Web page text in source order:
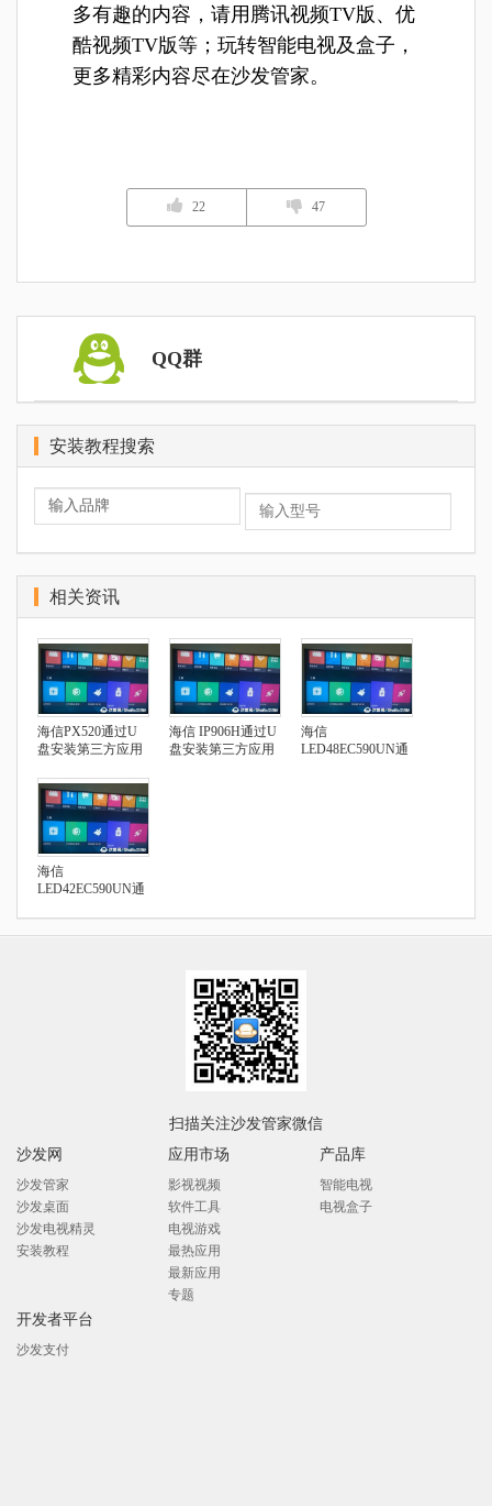
多有趣的内容，请用腾讯视频TV版、优
酷视频TV版等；玩转智能电视及盒子，
更多精彩内容尽在沙发管家。
22 47
QQ群
安装教程搜索
相关资讯
海信PX520通过U
盘安装第三方应用
海信 IP906H通过U
盘安装第三方应用
海信
LED48EC590UN通
海信
LED42EC590UN通
应用
扫描关注沙发管家微信
沙发网
沙发管家
沙发桌面
沙发电视精灵
安装教程
应用市场
影视视频
软件工具
电视游戏
最热应用
最新应用
专题
产品库
智能电视
电视盒子
开发者平台
沙发支付